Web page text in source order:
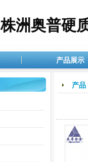
株洲奥普硬
产品展示
产品